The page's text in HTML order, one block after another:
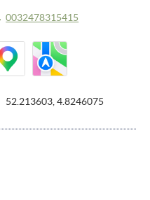
0032478315415
52.213603, 4.8246075